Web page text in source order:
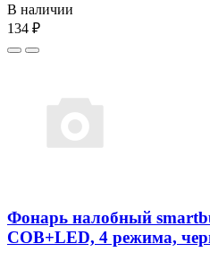
В наличии
134 ₽
Фонарь налобный
COB+LED, 4 режима,